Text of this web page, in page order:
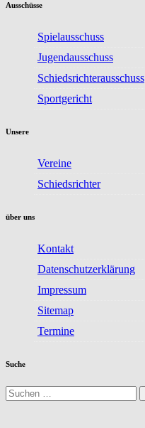
Ausschüsse
Spielausschuss
Jugendausschuss
Schiedsrichterausschuss
Sportgericht
Unsere
Vereine
Schiedsrichter
über uns
Kontakt
Datenschutzerklärung
Impressum
Sitemap
Termine
Suche
Suchen
nach: